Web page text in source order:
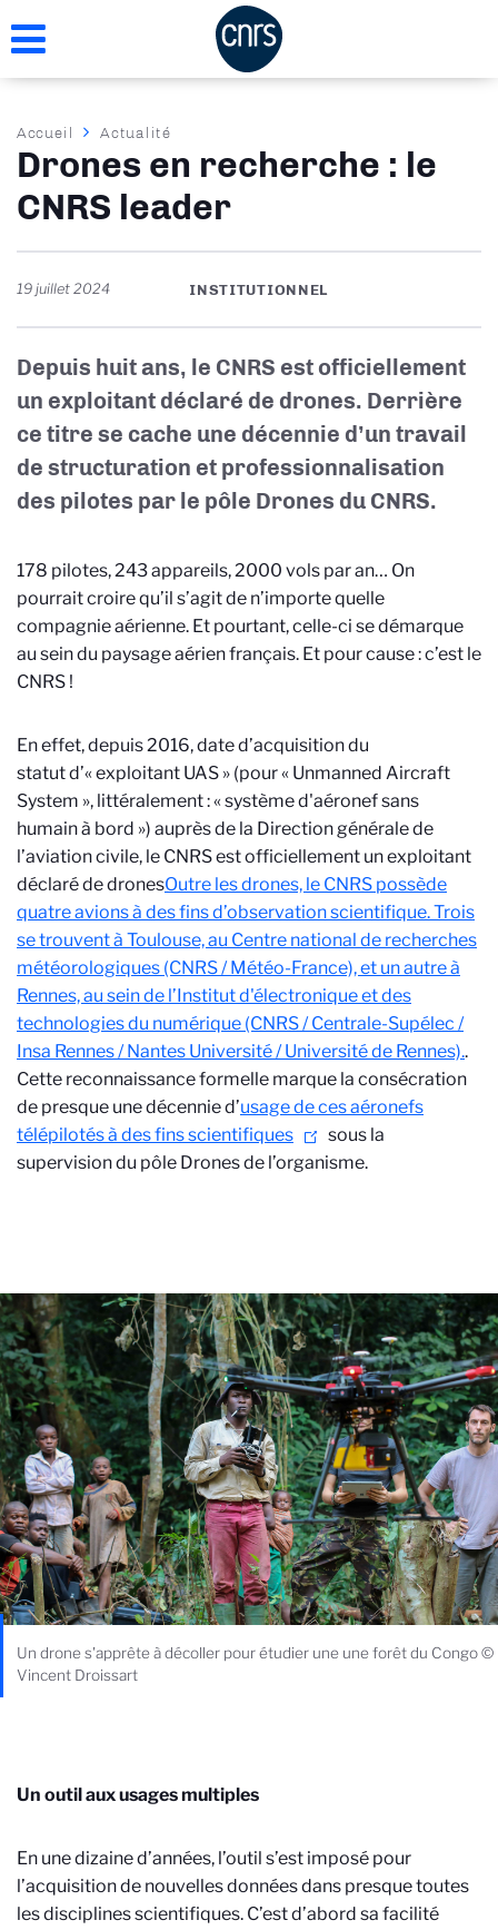
au
Fil
d'Ariane
Accueil Actualité
Drones en recherche : le
CNRS leader
19 juillet 2024 INSTITUTIONNEL
Depuis huit ans, le CNRS est officiellement
un exploitant déclaré de drones. Derrière
ce titre se cache une décennie d’un travail
de structuration et professionnalisation
des pilotes par le pôle Drones du CNRS.
178 pilotes, 243 appareils, 2000 vols par an… On
pourrait croire qu’il s’agit de n’importe quelle
compagnie aérienne. Et pourtant, celle-ci se démarque
au sein du paysage aérien français. Et pour cause : c’est le
CNRS !
En effet, depuis 2016, date d’acquisition du
statut d’« exploitant UAS » (pour « Unmanned Aircraft
System », littéralement : « système d'aéronef sans
humain à bord ») auprès de la Direction générale de
l’aviation civile, le CNRS est officiellement un exploitant
déclaré de dronesOutre les drones, le CNRS possède
quatre avions à des fins d’observation scientifique. Trois
se trouvent à Toulouse, au Centre national de recherches
météorologiques (CNRS / Météo-France), et un autre à
Rennes, au sein de l’Institut d'électronique et des
technologies du numérique (CNRS / Centrale-Supélec /
Insa Rennes / Nantes Université / Université de Rennes)..
Cette reconnaissance formelle marque la consécration
de presque une décennie d’usage de ces aéronefs
télépilotés à des fins scientifiques
sous la
supervision du pôle Drones de l’organisme.
Un drone s'apprête à décoller pour étudier une une forêt du Congo ©
Vincent Droissart
Un outil aux usages multiples
En une dizaine d’années, l’outil s’est imposé pour
l’acquisition de nouvelles données dans presque toutes
les disciplines scientifiques. C’est d’abord sa facilité